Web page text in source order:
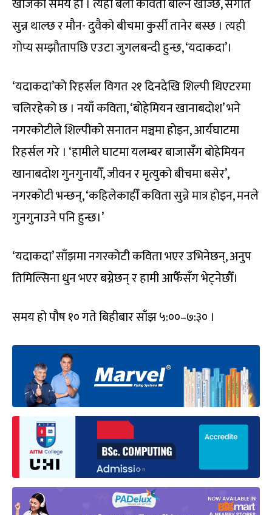
खोजेको समय हो । त्यही बेला कविता बोल्न खोज्छ, संगीत
सुन्न थाल्छ र मौन- दुवैको बीचमा कुर्सी तानेर बस्छ । त्यही
गोप्य सम्झौतापछि एउटा जुगलबन्दी हुन्छ, ‘यदाकदा’।
‘यदाकदा’को रिहर्सल विगत २१ दिनदेखि शिल्पी थिएटरमा
चलिरहेको छ । नयाँ कविता, ‘बोहेमियन खानाबदोश’ भने
नगरकोटीले शिल्पीको सनातन मञ्चमा होइन, आर्यघाटमा
रिहर्सल गरे । ‘हामीले घाटमा यलम्बर बाजासँग बोहेमियन
खानाबदोश गुनगुनायौँ, जीवन र मृत्युको बीचमा बसेर’,
नगरकोटी भन्छन्, ‘कहिलेकाहीँ कविता सुन्ने मात्र होइन, मनले
गुनगुनाउने पनि हुन्छ।’
‘यदाकदा’ साँझमा नगरकोटी कविता भएर उभिनेछन्, अनुप
तिमिल्सिना धुन भएर बग्नेछन् र हामी आफैँसँग भेट्नेछौँ।
समय हो पौष १० गते बिहीबार साँझ ५:००–७:३० ।